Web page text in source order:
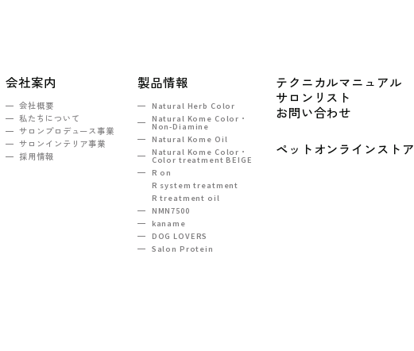
会社案内
会社概要
私たちについて
サロンプロデュース事業
サロンインテリア事業
採用情報
製品情報
Natural Herb Color
Natural Kome Color・
Non-Diamine
Natural Kome Oil
Natural Kome Color・
Color treatment BEIGE
R on
R system treatment
R treatment oil
NMN7500
kaname
DOG LOVERS
Salon Protein
テクニカルマニュアル
サロンリスト
お問い合わせ
ペットオンラインストア